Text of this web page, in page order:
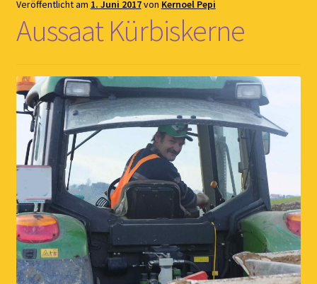
Kontakt
Gästebuch
Veröffentlicht am 1. Juni 2017von Kernoel Pepi
Aussaat Kürbiskerne